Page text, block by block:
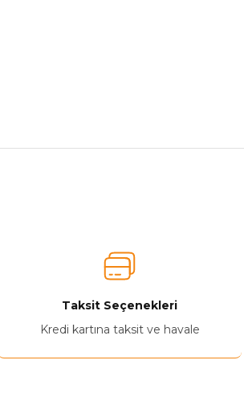
Taksit Seçenekleri
Kredi kartına taksit ve havale